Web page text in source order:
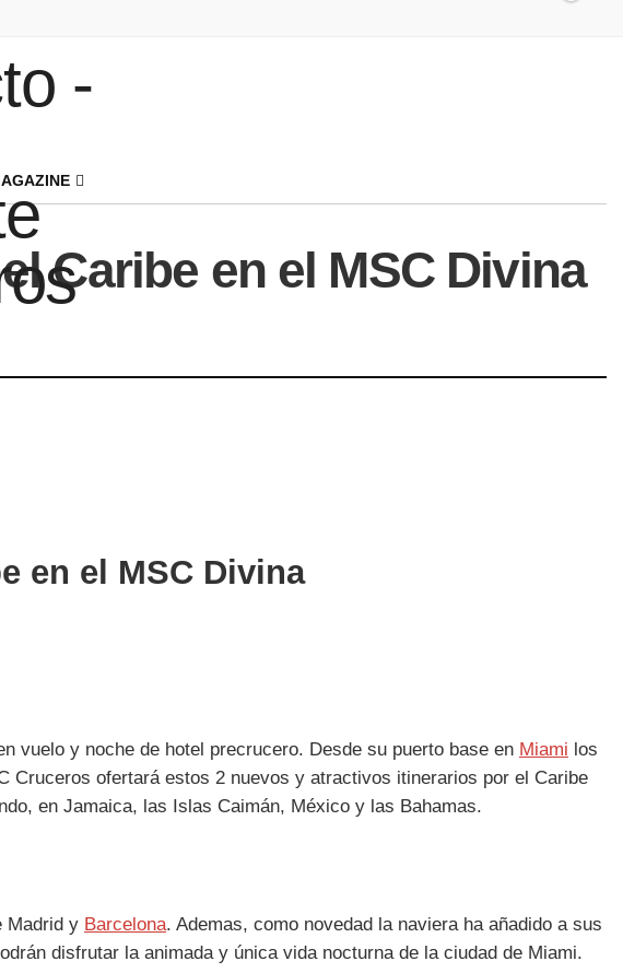
Caribe en el MSC Divina
en el MSC Divina
vuelo y noche de hotel precrucero. Desde su puerto base en Miami los
Cruceros ofertará estos 2 nuevos y atractivos itinerarios por el Caribe
en Jamaica, las Islas Caimán, México y las Bahamas.
Madrid y Barcelona. Ademas, como novedad la naviera ha añadido a sus
disfrutar la animada y única vida nocturna de la ciudad de Miami.